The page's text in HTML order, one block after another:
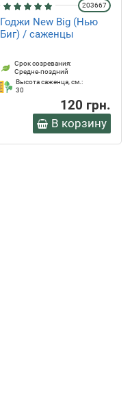
Годжи New Big (Нью
Биг) / саженцы
203667
Срок созревания:
Средне-поздний
Высота саженца, см.:
30
120 грн.
В корзину